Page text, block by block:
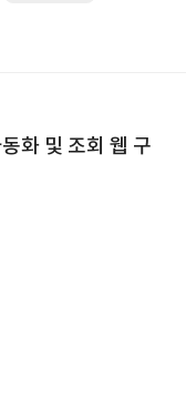
화 및 조회 웹 구